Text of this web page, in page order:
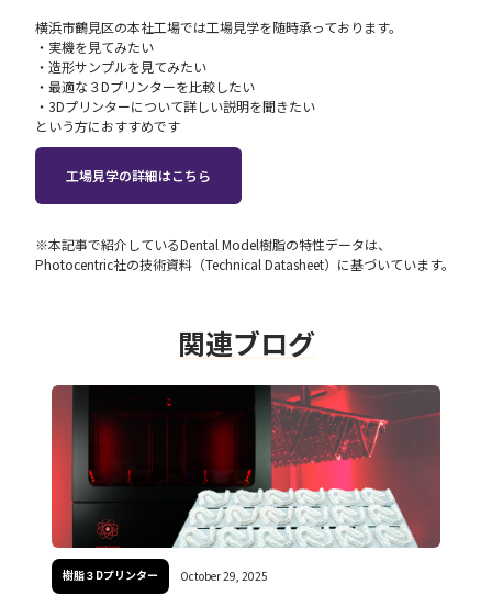
横浜市鶴見区の本社工場では工場見学を随時承っております。
・‍実機を見てみたい
・造形サンプルを見てみたい
・最適な３Dプリンターを比較したい
・3Dプリンターについて詳しい説明を聞きたい
という方におすすめです
工場見学の詳細はこちら
※本記事で紹介しているDental Model樹脂の特性データは、
Photocentric社の技術資料（Technical Datasheet）に基づいています。
関連ブログ
樹脂３Dプリンター October 29, 2025